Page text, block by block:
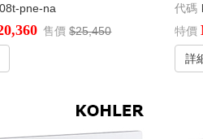
pne-na
售價 $25,450
代碼
特價
詳